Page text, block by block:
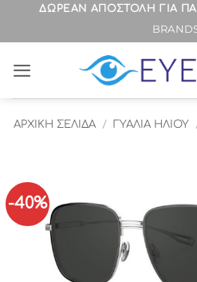
ΜετάβασηΔΩΡΕΑΝ ΑΠΟΣΤΟΛΗ ΓΙΑ
ΑΡΧΙΚΉ ΣΕΛΊΔΑ / ΓΥΑΛΙΑ ΗΛΙΟΥ
-40%